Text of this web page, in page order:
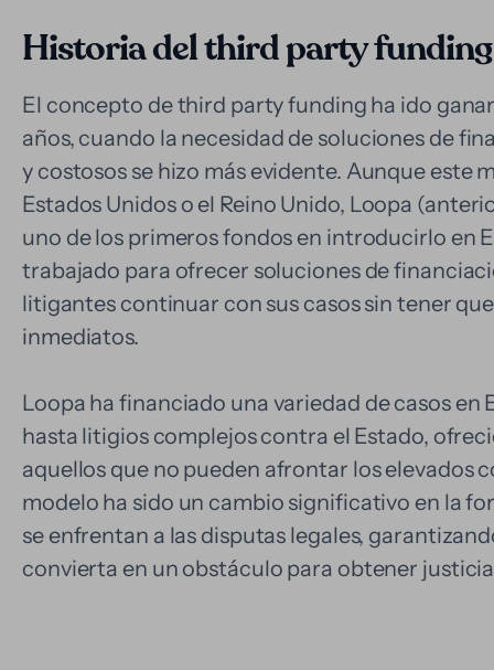
Historia del third party funding
El concepto de third party funding ha ido
años, cuando la necesidad de soluciones de
y costosos se hizo más evidente. Aunque este
Estados Unidos o el Reino Unido, Loopa
uno de los primeros fondos en introducirlo en
trabajado para ofrecer soluciones de
litigantes continuar con sus casos sin tener
inmediatos.
Loopa ha financiado una variedad de casos en
hasta litigios complejos contra el Estado,
aquellos que no pueden afrontar los elevados
modelo ha sido un cambio significativo en la
se enfrentan a las disputas legales,
convierta en un obstáculo para obtener justicia